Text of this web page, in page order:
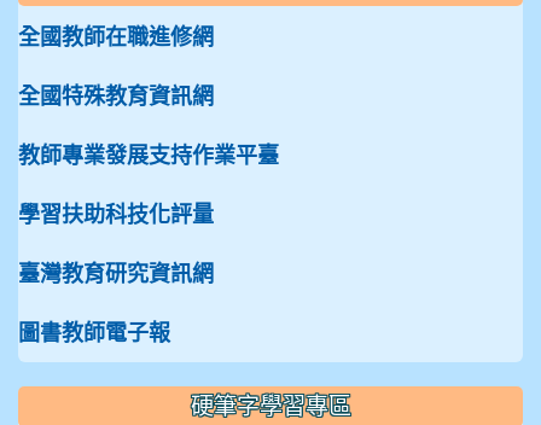
全國教師在職進修網
全國特殊教育資訊網
教師專業發展支持作業平臺
學習扶助科技化評量
臺灣教育研究資訊網
圖書教師電子報
硬筆字學習專區